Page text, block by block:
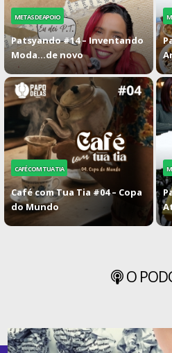
METAS DE APOIO
Patsyando #14 – Inventando
Moda…de novo
CAFÉ COM TUA TIA
Café com Tua Tia #04 – Copa
do Mundo
O